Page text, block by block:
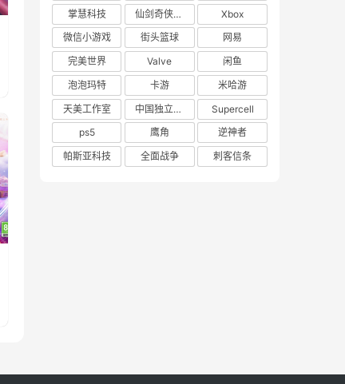
掌慧科技
仙剑奇侠传四
Xbox
微信小游戏
街头篮球
网易
完美世界
Valve
闲鱼
泡泡玛特
卡游
米哈游
天美工作室
中国独立游戏联盟
Supercell
ps5
鹰角
逆神者
帕斯亚科技
全面战争 刺客信条